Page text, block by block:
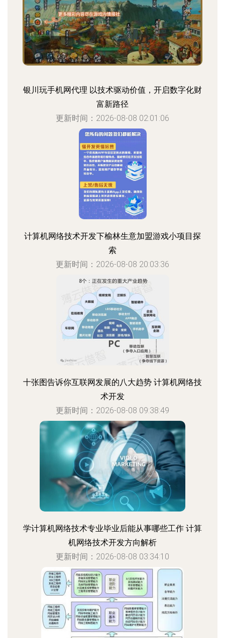
银川玩手机网代理 以技术驱动价值，开启数字化财
富新路径
更新时间：2026-08-08 02:01:06
计算机网络技术开发下榆林生意加盟游戏小项目探
索
更新时间：2026-08-08 20:03:36
十张图告诉你互联网发展的八大趋势 计算机网络技
术开发
更新时间：2026-08-08 09:38:49
学计算机网络技术专业毕业后能从事哪些工作 计算
机网络技术开发方向解析
更新时间：2026-08-08 03:34:10